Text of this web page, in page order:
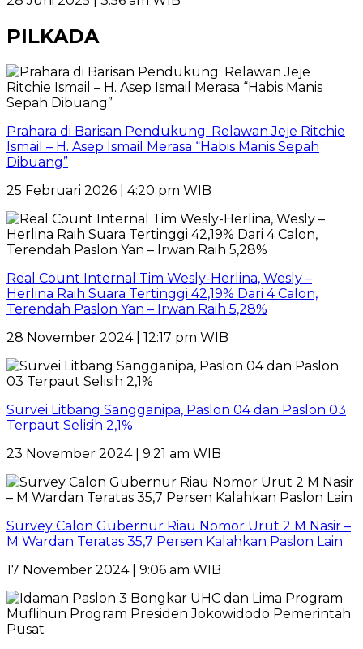
PILKADA
Prahara di Barisan Pendukung: Relawan Jeje Ritchie
Ismail – H. Asep Ismail Merasa “Habis Manis Sepah
Dibuang”
25 Februari 2026 | 4:20 pm WIB
Real Count Internal Tim Wesly-Herlina, Wesly –
Herlina Raih Suara Tertinggi 42,19% Dari 4 Calon,
Terendah Paslon Yan – Irwan Raih 5,28%
28 November 2024 | 12:17 pm WIB
Survei Litbang Sangganipa, Paslon 04 dan Paslon 03
Terpaut Selisih 2,1%
23 November 2024 | 9:21 am WIB
Survey Calon Gubernur Riau Nomor Urut 2 M Nasir –
M Wardan Teratas 35,7 Persen Kalahkan Paslon Lain
17 November 2024 | 9:06 am WIB